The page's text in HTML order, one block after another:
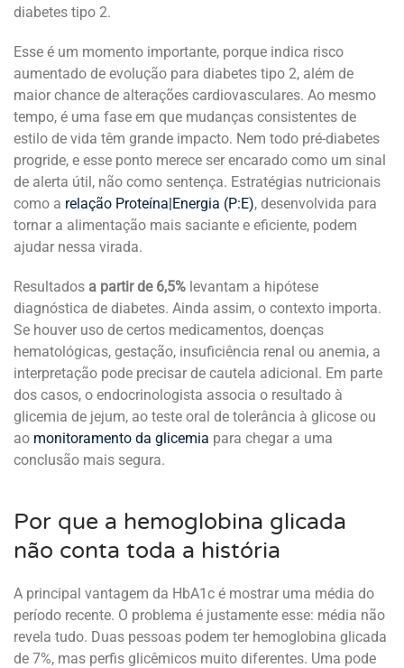
diabetes tipo 2.
Esse é um momento importante, porque indica risco
aumentado de evolução para diabetes tipo 2, além de
maior chance de alterações cardiovasculares. Ao mesmo
tempo, é uma fase em que mudanças consistentes de
estilo de vida têm grande impacto. Nem todo pré-diabetes
progride, e esse ponto merece ser encarado como um sinal
de alerta útil, não como sentença. Estratégias nutricionais
como a relação Proteína|Energia (P:E), desenvolvida para
tornar a alimentação mais saciante e eficiente, podem
ajudar nessa virada.
Resultados a partir de 6,5% levantam a hipótese
diagnóstica de diabetes. Ainda assim, o contexto importa.
Se houver uso de certos medicamentos, doenças
hematológicas, gestação, insuficiência renal ou anemia, a
interpretação pode precisar de cautela adicional. Em parte
dos casos, o endocrinologista associa o resultado à
glicemia de jejum, ao teste oral de tolerância à glicose ou
ao monitoramento da glicemia para chegar a uma
conclusão mais segura.
Por que a hemoglobina glicada
não conta toda a história
A principal vantagem da HbA1c é mostrar uma média do
período recente. O problema é justamente esse: média não
revela tudo. Duas pessoas podem ter hemoglobina glicada
de 7%, mas perfis glicêmicos muito diferentes. Uma pode